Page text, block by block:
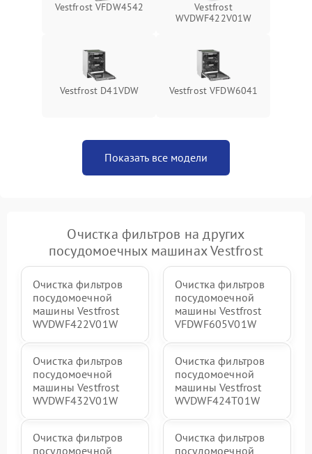
Vestfrost VFDW4542
Vestfrost
WVDWF422V01W
Vestfrost D41VDW Vestfrost VFDW6041
Показать все модели
Очистка фильтров на других
посудомоечных машинах Vestfrost
Очистка фильтров
посудомоечной
машины Vestfrost
WVDWF422V01W
Очистка фильтров
посудомоечной
машины Vestfrost
VFDWF605V01W
Очистка фильтров
посудомоечной
машины Vestfrost
WVDWF432V01W
Очистка фильтров
посудомоечной
машины Vestfrost
WVDWF424T01W
Очистка фильтров
посудомоечной
Очистка фильтров
посудомоечной